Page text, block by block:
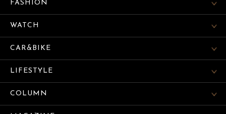
FASHION
WATCH
CAR&BIKE
LIFESTYLE
COLUMN